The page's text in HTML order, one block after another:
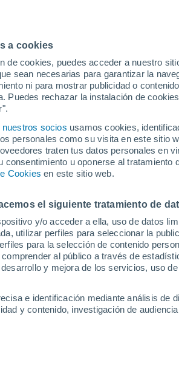
a cookies
de cookies, puedes acceder a nuestro
sean necesarias para garantizar la
ni para mostrar publicidad o
Puedes rechazar la instalación de
nuestros socios usamos cookies,
personales como su visita en este sitio
traten tus datos personales en
consentimiento u oponerse al
Cookies en este sitio web.
el siguiente tratamiento de
y/o acceder a ella, uso de datos
utilizar perfiles para seleccionar la
para la selección de contenido
al público a través de
y mejora de los servicios, uso
e identificación mediante análisis de
y contenido, investigación de
Huelva
Lepe
23°
Paymogo
Valverde del
Camino
38°
22°
Villanueva
de los
Castillejos
23°
Ayamonte
39°
24°
Cabezas
Rubias
22°
Santa
Catalina